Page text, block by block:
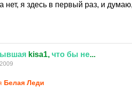
нет, я здесь в первый раз, и
kisa1, что бы не...
Белая Леди